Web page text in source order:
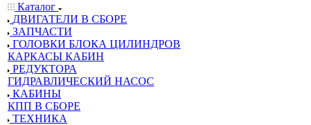
Каталог
ДВИГАТЕЛИ В СБОРЕ
ЗАПЧАСТИ
ГОЛОВКИ БЛОКА ЦИЛИНДРОВ
КАРКАСЫ КАБИН
РЕДУКТОРА
ГИДРАВЛИЧЕСКИЙ НАСОС
КАБИНЫ
КПП В СБОРЕ
ТЕХНИКА